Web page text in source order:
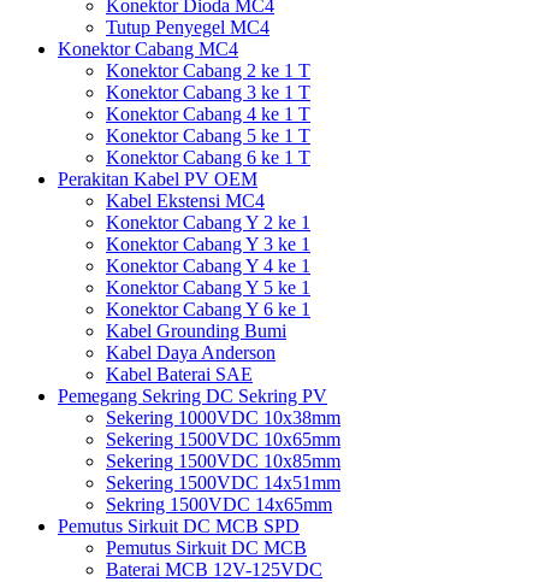
Konektor Dioda MC4
Tutup Penyegel MC4
Konektor Cabang MC4
Konektor Cabang 2 ke 1 T
Konektor Cabang 3 ke 1 T
Konektor Cabang 4 ke 1 T
Konektor Cabang 5 ke 1 T
Konektor Cabang 6 ke 1 T
Perakitan Kabel PV OEM
Kabel Ekstensi MC4
Konektor Cabang Y 2 ke 1
Konektor Cabang Y 3 ke 1
Konektor Cabang Y 4 ke 1
Konektor Cabang Y 5 ke 1
Konektor Cabang Y 6 ke 1
Kabel Grounding Bumi
Kabel Daya Anderson
Kabel Baterai SAE
Pemegang Sekring DC Sekring PV
Sekering 1000VDC 10x38mm
Sekering 1500VDC 10x65mm
Sekering 1500VDC 10x85mm
Sekering 1500VDC 14x51mm
Sekring 1500VDC 14x65mm
Pemutus Sirkuit DC MCB SPD
Pemutus Sirkuit DC MCB
Baterai MCB 12V-125VDC